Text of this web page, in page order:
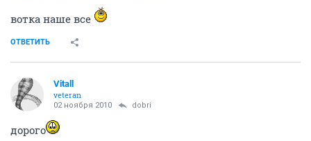
вотка наше все
ОТВЕТИТЬ
Vitall
veteran
02 ноября 2010 dobri
дорого